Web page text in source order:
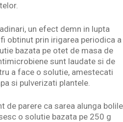
un efect demn in lupta
obtinut prin irigarea periodica a
bazata pe otet de masa de
sunt laudate si de
a face o solutie, amestecati
si pulverizati plantele.
de parere ca sarea alunga bolile
o solutie bazata pe 250 g